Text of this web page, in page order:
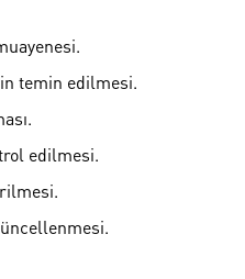
temin edilmesi.
edilmesi.